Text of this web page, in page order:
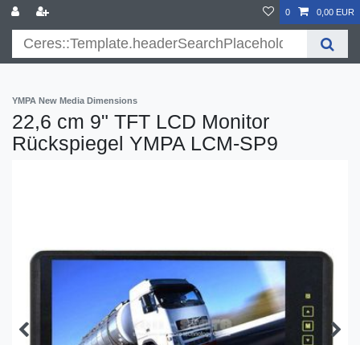
0 0,00 EUR
YMPA New Media Dimensions
22,6 cm 9" TFT LCD Monitor
Rückspiegel YMPA LCM-SP9